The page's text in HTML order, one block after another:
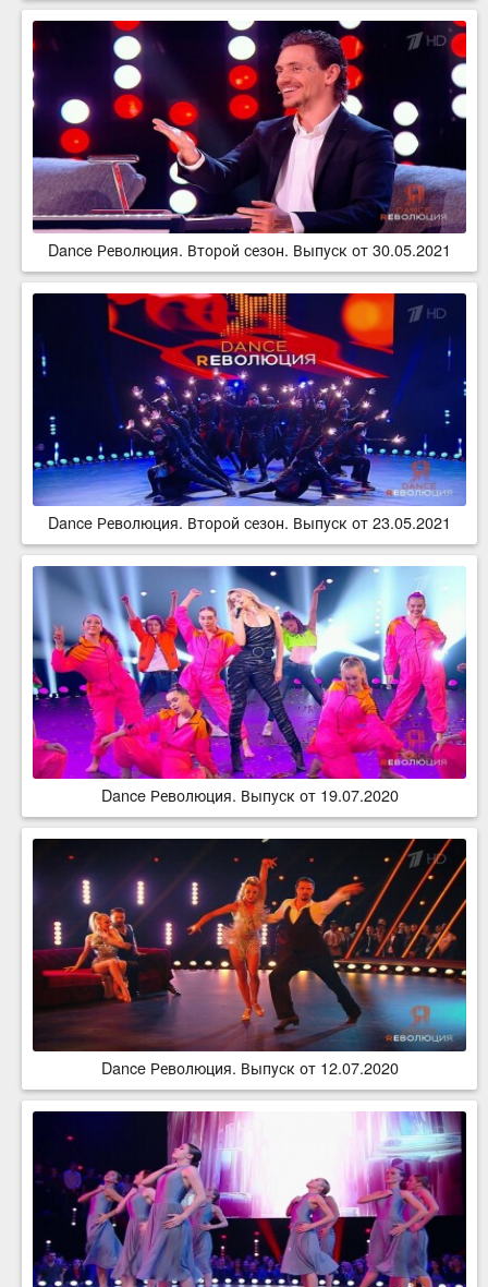
Dance Революция. Второй сезон. Выпуск от 30.05.2021
Dance Революция. Второй сезон. Выпуск от 23.05.2021
Dance Революция. Выпуск от 19.07.2020
Dance Революция. Выпуск от 12.07.2020